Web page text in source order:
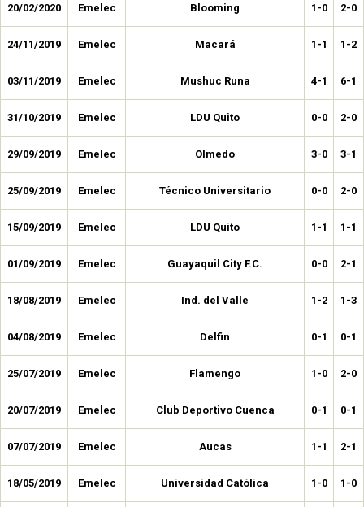
20/02/2020 Emelec Blooming 1-0 2-0
24/11/2019 Emelec Macará 1-1 1-2
03/11/2019 Emelec Mushuc Runa 4-1 6-1
31/10/2019 Emelec LDU Quito 0-0 2-0
29/09/2019 Emelec Olmedo 3-0 3-1
25/09/2019 Emelec Técnico Universitario 0-0 2-0
15/09/2019 Emelec LDU Quito 1-1 1-1
01/09/2019 Emelec Guayaquil City F.C. 0-0 2-1
18/08/2019 Emelec Ind. del Valle 1-2 1-3
04/08/2019 Emelec Delfin 0-1 0-1
25/07/2019 Emelec Flamengo 1-0 2-0
20/07/2019 Emelec Club Deportivo Cuenca 0-1 0-1
07/07/2019 Emelec Aucas 1-1 2-1
18/05/2019 Emelec Universidad Católica 1-0 1-0